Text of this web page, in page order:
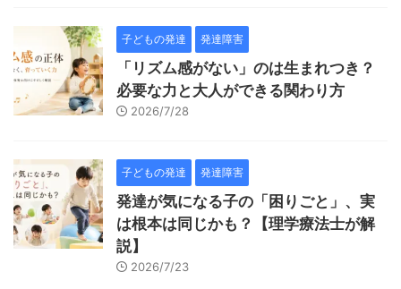
子どもの発達 発達障害
「リズム感がない」のは生まれつき？
必要な力と大人ができる関わり方
2026/7/28
子どもの発達 発達障害
発達が気になる子の「困りごと」、実
は根本は同じかも？【理学療法士が解
説】
2026/7/23